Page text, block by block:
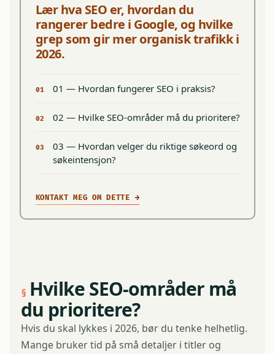
Lær hva SEO er, hvordan du
rangerer bedre i Google, og hvilke
grep som gir mer organisk trafikk i
2026.
01 01 — Hvordan fungerer SEO i praksis?
02 02 — Hvilke SEO-områder må du prioritere?
03
03 — Hvordan velger du riktige søkeord og
søkeintensjon?
KONTAKT MEG OM DETTE →
Hvilke SEO-områder må
du prioritere?
Hvis du skal lykkes i 2026, bør du tenke helhetlig.
Mange bruker tid på små detaljer i titler og